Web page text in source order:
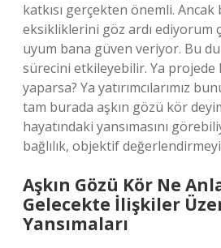
katkısı gerçekten önemli.
eksikliklerini göz ardı ediyorum
uyum bana güven veriyor. Bu
sürecini etkileyebilir. Ya
yaparsa? Ya yatırımcılarımız
tam burada aşkın gözü kör
hayatındaki yansımasını
bağlılık, objektif
Aşkın Gözü Kör Ne
Gelecekte İlişkiler
Yansımaları